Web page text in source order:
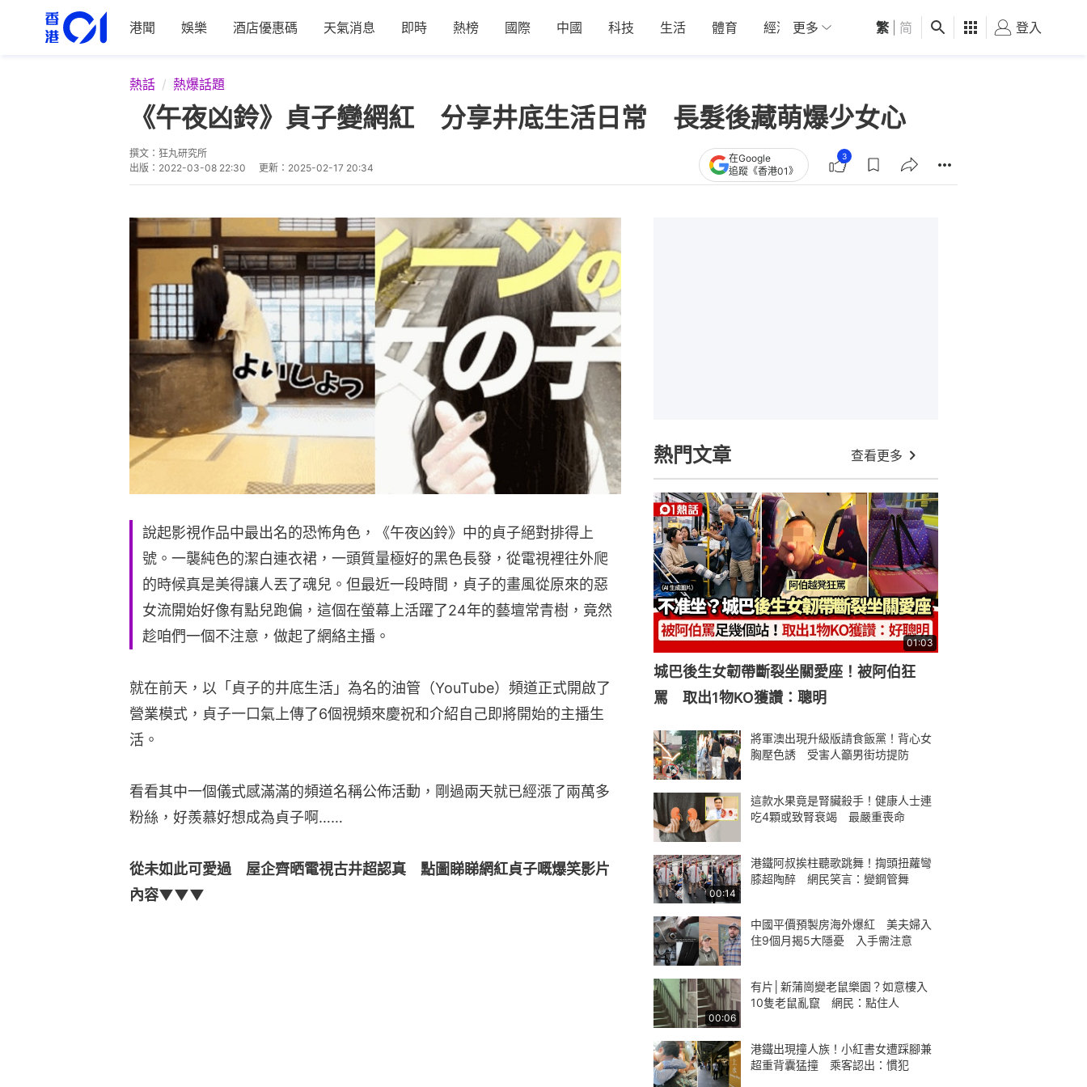
港聞 娛樂 酒店優惠碼 天氣消息 即時 熱榜 國際 中國 科技 生活 體育 經濟 01深圳 觀點 健康 好食玩飛
更多 繁 简 登入
熱話 熱爆話題
《午夜凶鈴》貞子變網紅 分享井底生活日常 長髮後藏萌爆少女心
撰文： 狂丸研究所
出版： 2022-03-08 22:30 更新： 2025-02-17 20:34
在Google
追蹤《香港01》
3
說起影視作品中最出名的恐怖角色，《午夜凶鈴》中的貞子絕對排得上
號。一襲純色的潔白連衣裙，一頭質量極好的黑色長發，從電視裡往外爬
的時候真是美得讓人丟了魂兒。但最近一段時間，貞子的畫風從原來的惡
女流開始好像有點兒跑偏，這個在螢幕上活躍了24年的藝壇常青樹，竟然
趁咱們一個不注意，做起了網絡主播。
就在前天，以「貞子的井底生活」為名的油管（YouTube）頻道正式開啟了
營業模式，貞子一口氣上傳了6個視頻來慶祝和介紹自己即將開始的主播生
活。
看看其中一個儀式感滿滿的頻道名稱公佈活動，剛過兩天就已經漲了兩萬多
粉絲，好羨慕好想成為貞子啊……
從未如此可愛過　屋企齊晒電視古井超認真　點圖睇睇網紅貞子嘅爆笑影片
內容▼▼▼
熱門文章 查看更多
01:03
城巴後生女韌帶斷裂坐關愛座！被阿伯狂
罵 取出1物KO獲讚：聰明
將軍澳出現升級版請食飯黨！背心女
胸壓色誘 受害人籲男街坊提防
這款水果竟是腎臟殺手！健康人士連
吃4顆或致腎衰竭 最嚴重喪命
00:14
港鐵阿叔挨柱聽歌跳舞！揈頭扭蘿彎
膝超陶醉 網民笑言：變鋼管舞
中國平價預製房海外爆紅 美夫婦入
住9個月揭5大隱憂 入手需注意
00:06
有片│新蒲崗變老鼠樂園？如意樓入
10隻老鼠亂竄 網民：點住人
港鐵出現撞人族！小紅書女遭踩腳兼
超重背囊猛撞 乘客認出：慣犯